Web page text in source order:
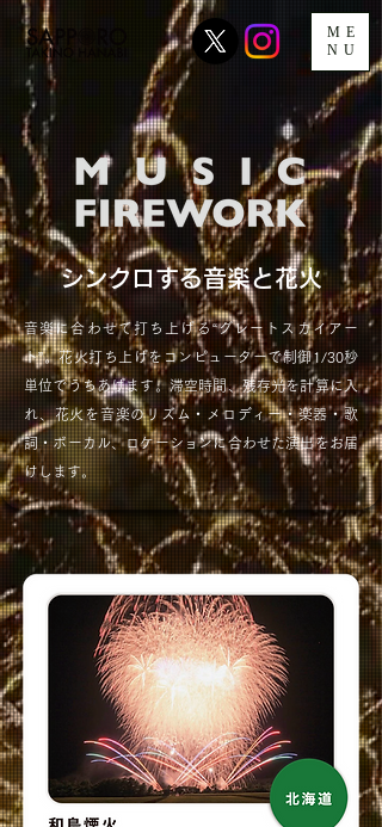
ME
NU
シンクロする音楽と花火
音楽に合わせて打ち上げる“グレートスカイアー
ト”。花火打ち上げをコンピューターで制御1/30秒
単位でうちあげます。滞空時間、残存光を計算に入
れ、花火を音楽のリズム・メロディー・楽器・歌
詞・ボーカル、ロケーションに合わせた演出をお届
けします。